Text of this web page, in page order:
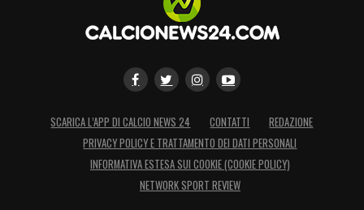
SCARICA L’APP DI CALCIO NEWS 24 CONTATTI
REDAZIONE
PRIVACY POLICY E TRATTAMENTO DEI DATI PERSONALI
INFORMATIVA ESTESA SUI COOKIE (COOKIE POLICY)
NETWORK SPORT REVIEW